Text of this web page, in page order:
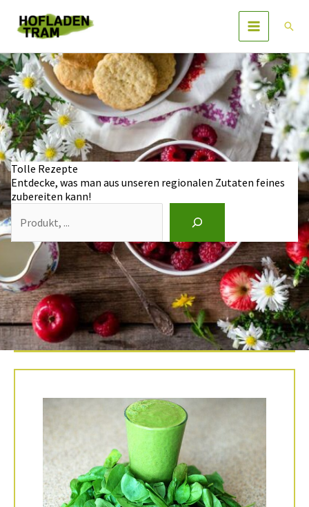
Inhalt
springen
Tolle Rezepte
Entdecke, was man aus unseren regionalen Zutaten feines
zubereiten kann!
S
u
c
n